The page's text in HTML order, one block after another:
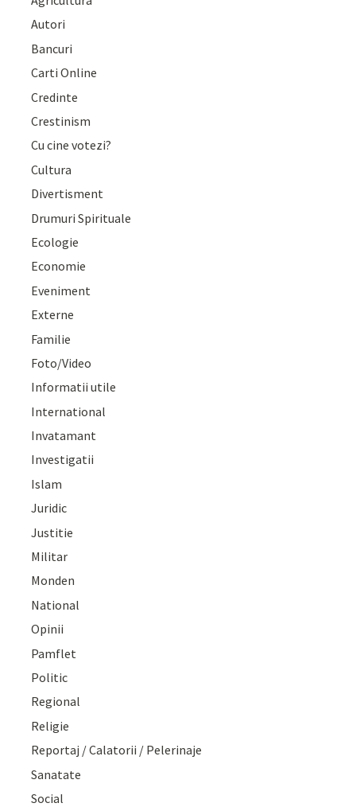
Autori
Bancuri
Carti Online
Credinte
Crestinism
Cu cine votezi?
Cultura
Divertisment
Drumuri Spirituale
Ecologie
Economie
Eveniment
Externe
Familie
Foto/Video
Informatii utile
International
Invatamant
Investigatii
Islam
Juridic
Justitie
Militar
Monden
National
Opinii
Pamflet
Politic
Regional
Religie
Reportaj / Calatorii / Pelerinaje
Sanatate
Social